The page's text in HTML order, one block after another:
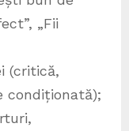
„Fii
(critică,
condiționată);